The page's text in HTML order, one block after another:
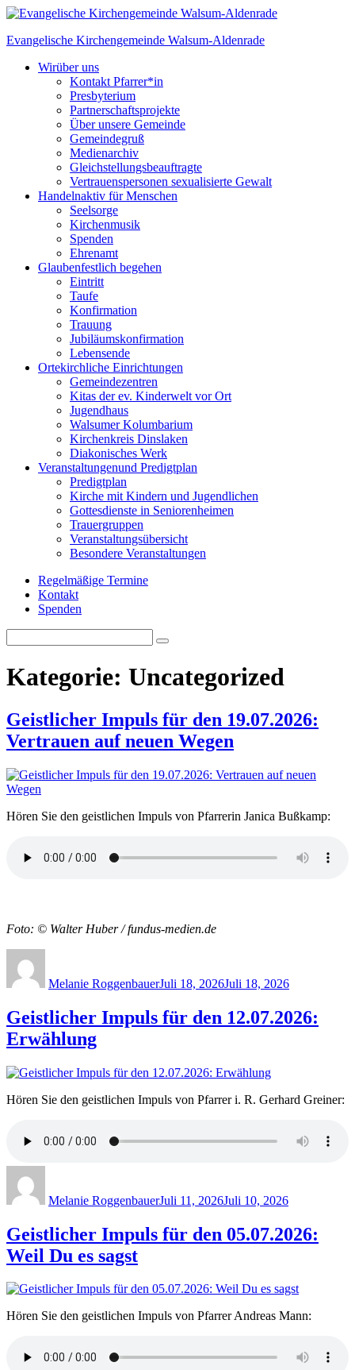
Skip
content
Evangelische Kirchengemeinde Walsum-Aldenrade
Wirüber uns
Kontakt Pfarrer*in
Presbyterium
Partnerschaftsprojekte
Über unsere Gemeinde
Gemeindegruß
Medienarchiv
Gleichstellungs­beauftragte
Vertrauenspersonen sexualisierte Gewalt
Handelnaktiv für Menschen
Seelsorge
Kirchenmusik
Spenden
Ehrenamt
Glaubenfestlich begehen
Eintritt
Taufe
Konfirmation
Trauung
Jubiläumskonfirmation
Lebensende
Ortekirchliche Einrichtungen
Gemeindezentren
Kitas der ev. Kinderwelt vor Ort
Jugendhaus
Walsumer Kolumbarium
Kirchenkreis Dinslaken
Diakonisches Werk
Veranstaltungenund Predigtplan
Predigtplan
Kirche mit Kindern und Jugendlichen
Gottesdienste in Seniorenheimen
Trauergruppen
Veranstaltungsübersicht
Besondere Veranstaltungen
Regelmäßige Termine
Kontakt
Spenden
for:
Search
Kategorie: Uncategorized
Geistlicher Impuls für den 19.07.2026:
Vertrauen auf neuen Wegen
Hören Sie den geistlichen Impuls von Pfarrerin Janica Bußkamp:
Foto: © Walter Huber / fundus-medien.de
Melanie RoggenbauerJuli 18, 2026Juli 18, 2026
Geistlicher Impuls für den 12.07.2026:
Erwählung
Hören Sie den geistlichen Impuls von Pfarrer i. R. Gerhard Greiner:
Melanie RoggenbauerJuli 11, 2026Juli 10, 2026
Geistlicher Impuls für den 05.07.2026:
Weil Du es sagst
Hören Sie den geistlichen Impuls von Pfarrer Andreas Mann: